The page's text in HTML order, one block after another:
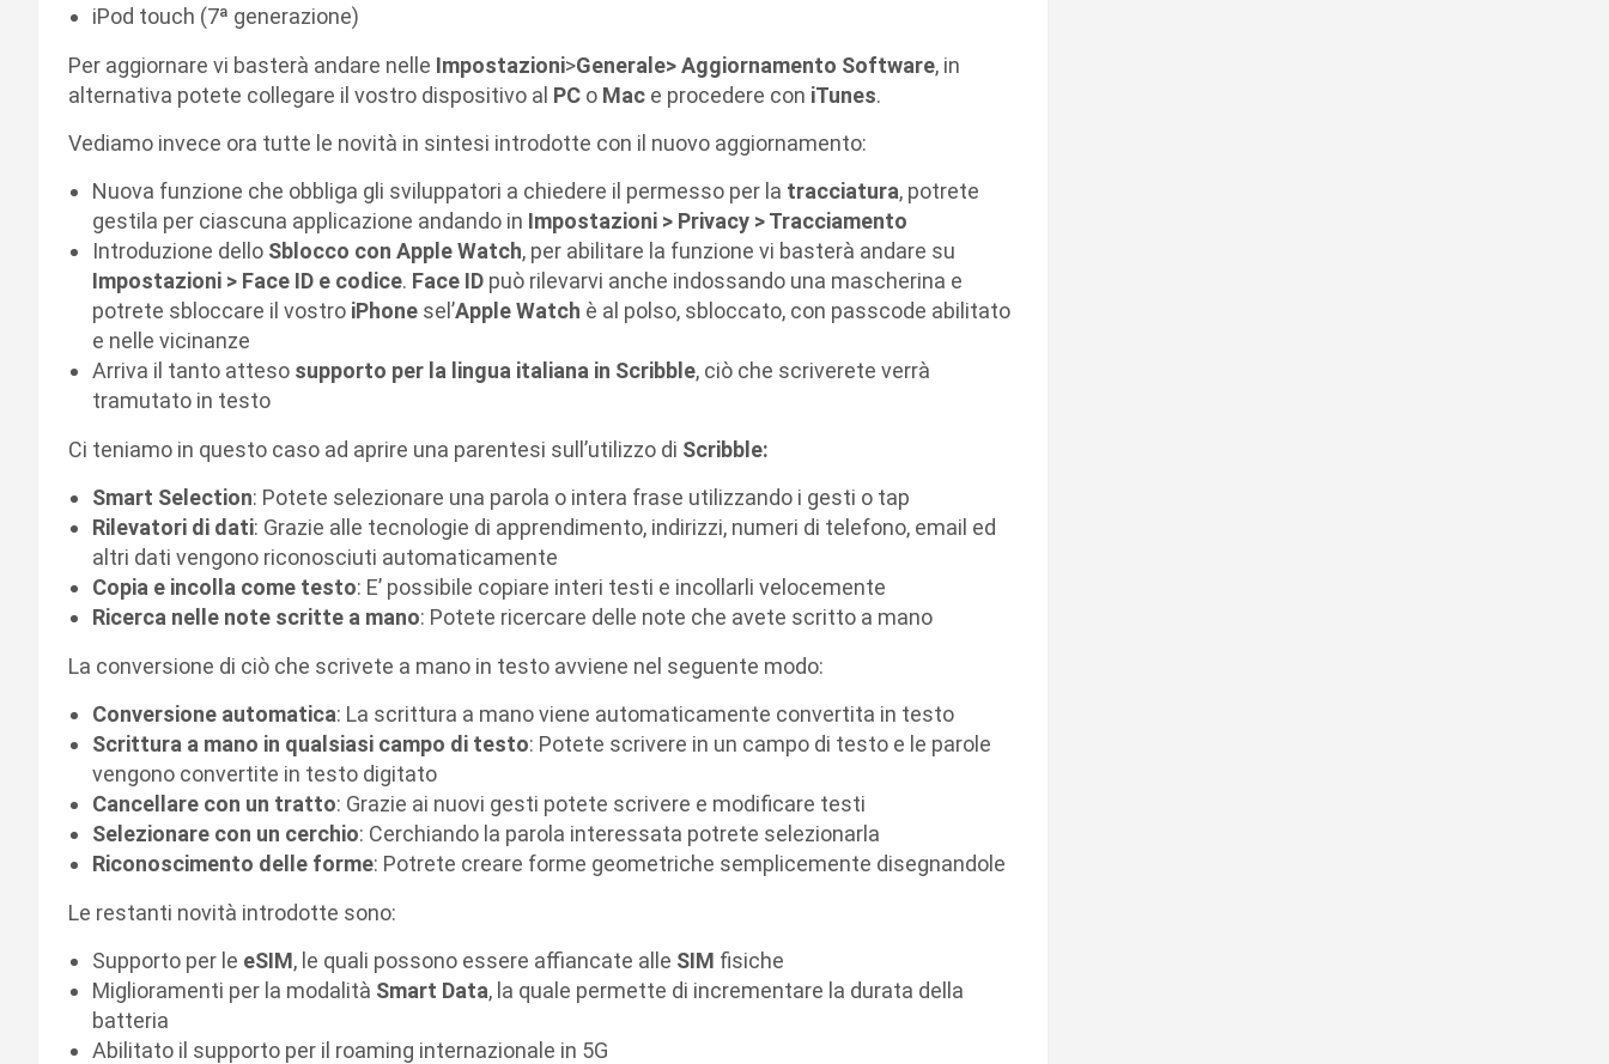
iPod touch (7ª generazione)
Per aggiornare vi basterà andare nelle Impostazioni>Generale> Aggiornamento Software, in
alternativa potete collegare il vostro dispositivo al PC o Mac e procedere con iTunes.
Vediamo invece ora tutte le novità in sintesi introdotte con il nuovo aggiornamento:
Nuova funzione che obbliga gli sviluppatori a chiedere il permesso per la tracciatura, potrete
gestila per ciascuna applicazione andando in Impostazioni > Privacy > Tracciamento
Introduzione dello Sblocco con Apple Watch, per abilitare la funzione vi basterà andare su
Impostazioni > Face ID e codice. Face ID può rilevarvi anche indossando una mascherina e
potrete sbloccare il vostro iPhone sel’Apple Watch è al polso, sbloccato, con passcode abilitato
e nelle vicinanze
Arriva il tanto atteso supporto per la lingua italiana in Scribble, ciò che scriverete verrà
tramutato in testo
Ci teniamo in questo caso ad aprire una parentesi sull’utilizzo di Scribble:
Smart Selection: Potete selezionare una parola o intera frase utilizzando i gesti o tap
Rilevatori di dati: Grazie alle tecnologie di apprendimento, indirizzi, numeri di telefono, email ed
altri dati vengono riconosciuti automaticamente
Copia e incolla come testo: E’ possibile copiare interi testi e incollarli velocemente
Ricerca nelle note scritte a mano: Potete ricercare delle note che avete scritto a mano
La conversione di ciò che scrivete a mano in testo avviene nel seguente modo:
Conversione automatica: La scrittura a mano viene automaticamente convertita in testo
Scrittura a mano in qualsiasi campo di testo: Potete scrivere in un campo di testo e le parole
vengono convertite in testo digitato
Cancellare con un tratto: Grazie ai nuovi gesti potete scrivere e modificare testi
Selezionare con un cerchio: Cerchiando la parola interessata potrete selezionarla
Riconoscimento delle forme: Potrete creare forme geometriche semplicemente disegnandole
Le restanti novità introdotte sono:
Supporto per le eSIM, le quali possono essere affiancate alle SIM fisiche
Miglioramenti per la modalità Smart Data, la quale permette di incrementare la durata della
batteria
Abilitato il supporto per il roaming internazionale in 5G